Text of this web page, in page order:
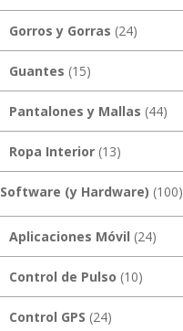
Gorros y Gorras (24)
Guantes (15)
Pantalones y Mallas (44)
Ropa Interior(13)
Software (y Hardware) (100)
Aplicaciones Móvil (24)
Control de Pulso (10)
Control GPS (24)